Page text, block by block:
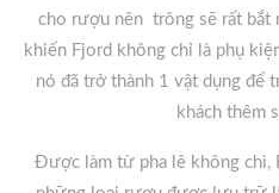
cho rượu nên trông sẽ rất bắt
khiến Fjord không chỉ là phụ
nó đã trở thành 1 vật dụng để
khách thêm
Được làm từ pha lê không chì,